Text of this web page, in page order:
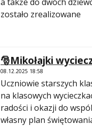
zostało zrealizowane
🎅Mikołajki
08.12.2025 18:58
Uczniowie starszych
na klasowych
radości i okazji do
własny plan